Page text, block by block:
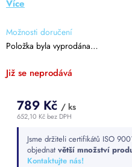
Možnosti doručení
Položka byla vyprodána…
je
z
5
hvězdiček.
Již se neprodává
789 Kč / ks
652,10 Kč bez DPH
cena:Jsme držiteli certifikátů ISO
objednat větší množství
Kontaktujte nás!